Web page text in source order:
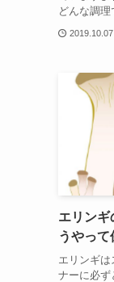
どんな調理
2019.10.07
エリンギ
うやって
エリンギ
ナーに必ず